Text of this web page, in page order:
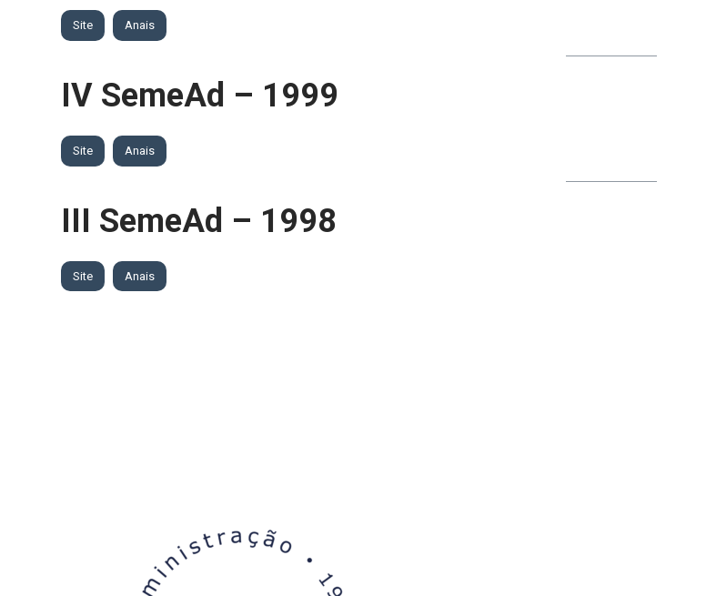
Site Anais
IV SemeAd – 1999
Site Anais
III SemeAd – 1998
Site Anais